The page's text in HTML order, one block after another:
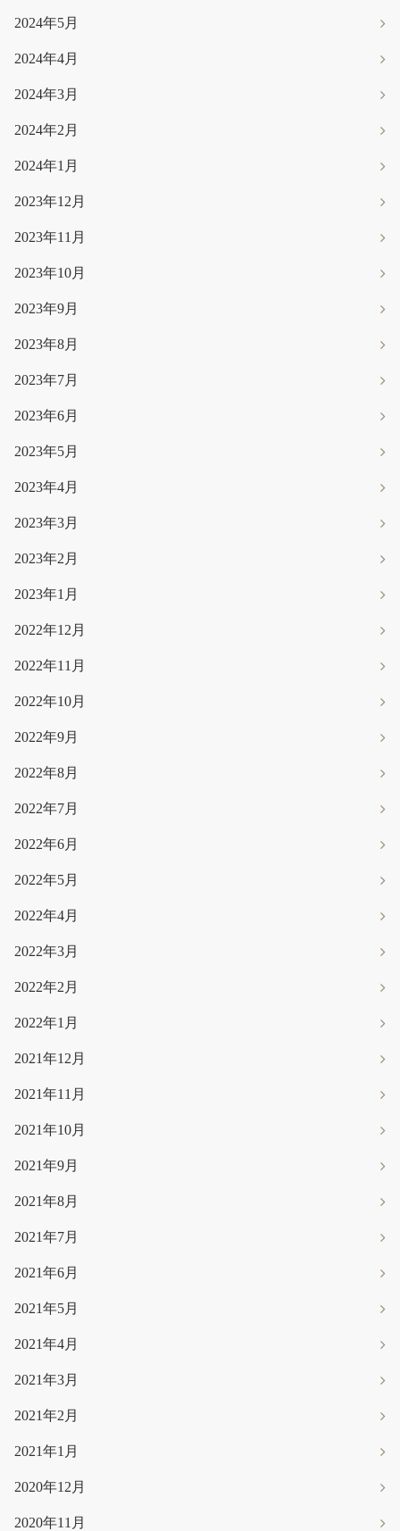
2024年5月
2024年4月
2024年3月
2024年2月
2024年1月
2023年12月
2023年11月
2023年10月
2023年9月
2023年8月
2023年7月
2023年6月
2023年5月
2023年4月
2023年3月
2023年2月
2023年1月
2022年12月
2022年11月
2022年10月
2022年9月
2022年8月
2022年7月
2022年6月
2022年5月
2022年4月
2022年3月
2022年2月
2022年1月
2021年12月
2021年11月
2021年10月
2021年9月
2021年8月
2021年7月
2021年6月
2021年5月
2021年4月
2021年3月
2021年2月
2021年1月
2020年12月
2020年11月